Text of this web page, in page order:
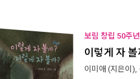
보림 창립 50주
이렇게 자
이미애 (지은이),